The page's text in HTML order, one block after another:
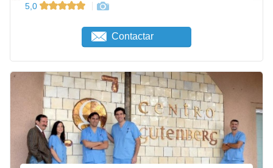
5,0
Contactar